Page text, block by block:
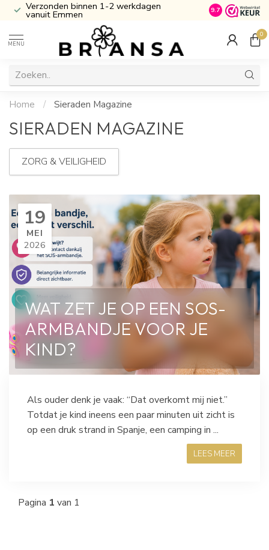
Verzonden binnen 1-2 werkdagen
vanuit Emmen Inclusief
9.7
MENU
0
Home / Sieraden Magazine
SIERADEN MAGAZINE
ZORG & VEILIGHEID
19
MEI
2026
WAT ZET JE OP EEN SOS-
ARMBANDJE VOOR JE
KIND?
Als ouder denk je vaak: “Dat overkomt mij niet.”
Totdat je kind ineens een paar minuten uit zicht is
op een druk strand in Spanje, een camping in ...
LEES MEER
Pagina 1 van 1